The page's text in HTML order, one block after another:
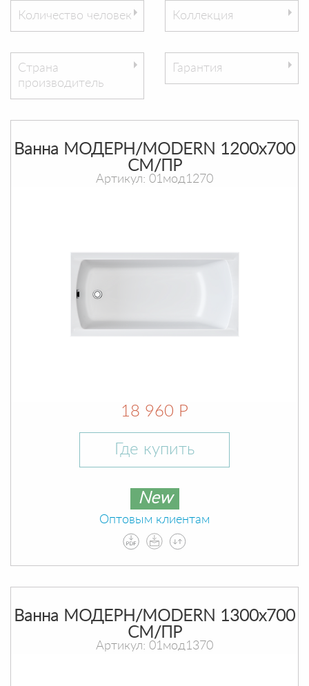
Количество человек Коллекция
Страна
производитель
Гарантия
Ванна МОДЕРН/MODERN 1200х700
СМ/ПР
Артикул: 01мод1270
18 960 Р
Где купить
New
Оптовым клиентам
Ванна МОДЕРН/MODERN 1300х700
СМ/ПР
Артикул: 01мод1370